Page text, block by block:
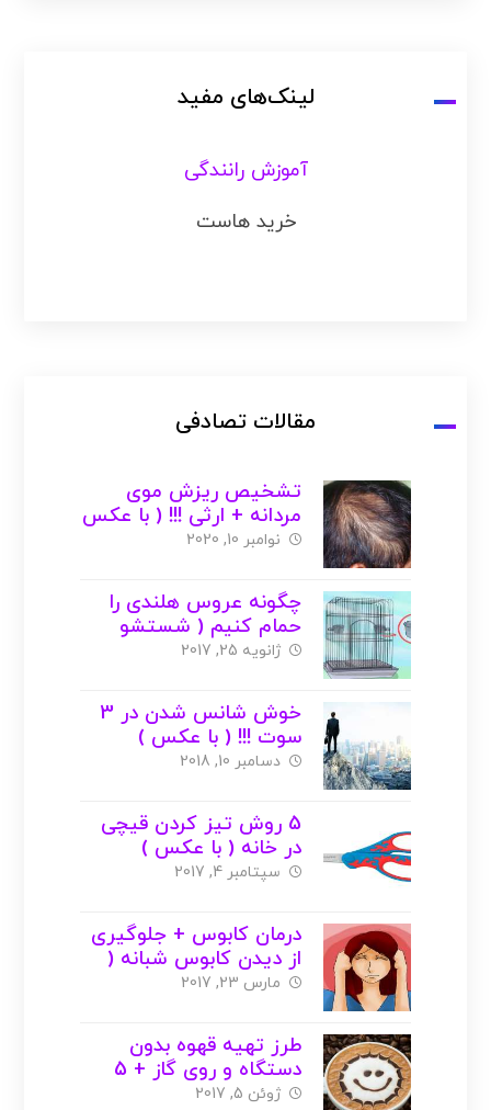
لینک‌های مفید
آموزش رانندگی
خرید هاست
مقالات تصادفی
تشخیص ریزش موی
مردانه + ارثی !!! ( با عکس
)
نوامبر 10, 2020
چگونه عروس هلندی را
حمام کنیم ( شستشو
دهیم ) ؟ + عکس
ژانویه 25, 2017
خوش شانس شدن در 3
سوت !!! ( با عکس )
دسامبر 10, 2018
5 روش تیز کردن قیچی
در خانه ( با عکس )
سپتامبر 4, 2017
درمان کابوس + جلوگیری
از دیدن کابوس شبانه (
عکس )
مارس 23, 2017
طرز تهیه قهوه بدون
دستگاه و روی گاز + 5
روش دیگر ( با عکس )
ژوئن 5, 2017